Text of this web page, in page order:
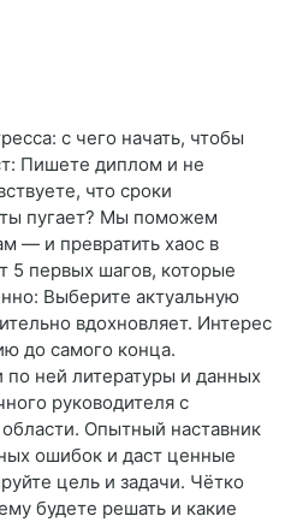
с чего начать, чтобы
Пишете диплом и не
что сроки
пугает? Мы поможем
— и превратить хаос в
5 первых шагов, которые
Выберите актуальную
вдохновляет. Интерес
до самого конца.
по ней литературы и данных
руководителя с
Опытный наставник
ошибок и даст ценные
цель и задачи. Чётко
будете решать и какие